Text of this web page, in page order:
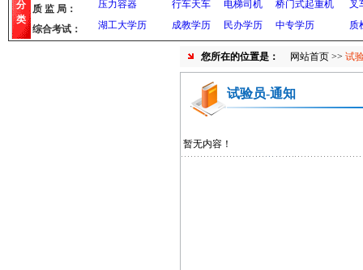
分
类
压力容器
行车天车 电梯司机 桥门式起重机
叉
湖工大学历
成教学历 民办学历 中专学历 质
质 监 局：
综合考试：
您所在的位置是： 网站首页 >> 试
试验员-通知
暂无内容！